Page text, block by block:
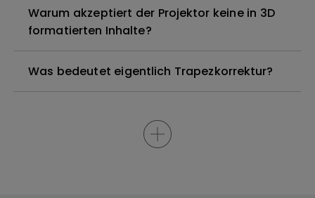
Warum akzeptiert der Projektor keine in 3D
formatierten Inhalte?
Was bedeutet eigentlich Trapezkorrektur?